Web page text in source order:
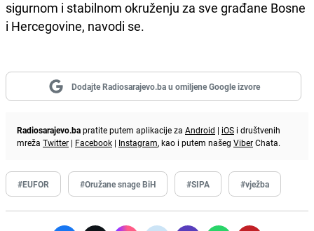
sigurnom i stabilnom okruženju za sve građane Bosne
i Hercegovine, navodi se.
Dodajte Radiosarajevo.ba u omiljene Google izvore
Radiosarajevo.bapratite putem aplikacije za Android | iOS i društvenih
mreža Twitter | Facebook | Instagram, kao i putem našeg ViberChata.
#EUFOR #Oružane snage BiH #SIPA #vježba